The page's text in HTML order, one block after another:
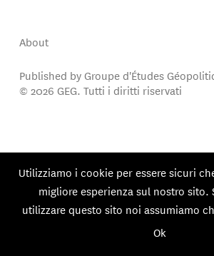
About
Published by Groupe d'Études
© 2026 GEG. Tutti i diritti riservati
Utilizziamo i cookie per essere sicuri
migliore esperienza sul nostro sito.
utilizzare questo sito noi assumiamo
Ok